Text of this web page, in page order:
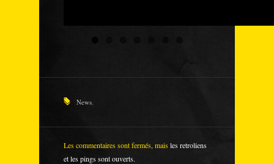
News,
Les commentaires sont fermés, maisles retroliens
et les pings sont ouverts.